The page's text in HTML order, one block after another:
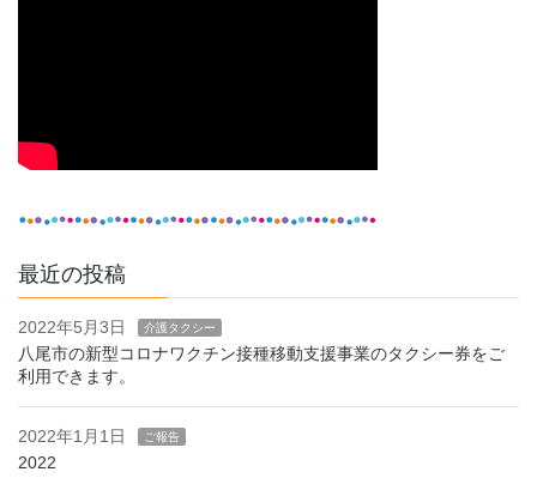
最近の投稿
2022年5月3日 介護タクシー
八尾市の新型コロナワクチン接種移動支援事業のタクシー券をご
利用できます。
2022年1月1日 ご報告
2022